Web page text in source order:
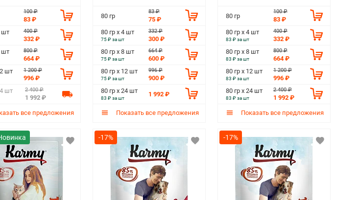
100 ₽
83 ₽
шт
400 ₽
332 ₽
шт
800 ₽
664 ₽
шт
1 200 ₽
996 ₽
шт
2 400 ₽
1 992 ₽
все предложения
80 гр
83 ₽
75 ₽
80 гр х 4 шт
75 ₽ за шт
332 ₽
300 ₽
80 гр х 8 шт
75 ₽ за шт
664 ₽
600 ₽
80 гр х 12 шт
75 ₽ за шт
996 ₽
900 ₽
80 гр х 24 шт
83 ₽ за шт
1 992 ₽
Показать все предложения
80 гр
100 ₽
83 ₽
80 гр х 4 шт
83 ₽ за шт
400 ₽
332 ₽
80 гр х 8 шт
83 ₽ за шт
800 ₽
664 ₽
80 гр х 12 шт
83 ₽ за шт
1 200 ₽
996 ₽
80 гр х 24 шт
83 ₽ за шт
2 400 ₽
1 992 ₽
Показать все предложения
-17% -17%